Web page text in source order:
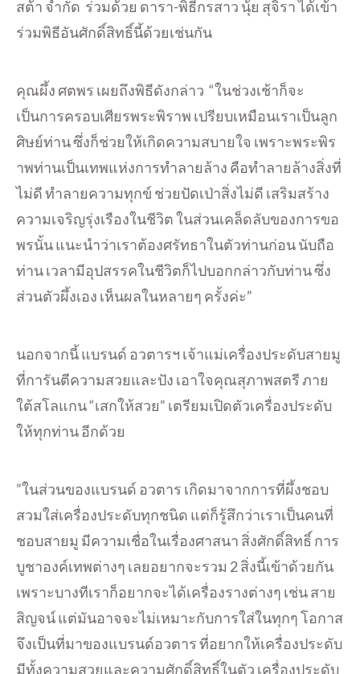
สต้า จำกัด ร่วมด้วย ดารา-พิธีกรสาว นุ้ย สุจิรา ได้เข้า
ร่วมพิธีอันศักดิ์สิทธิ์นี้ด้วยเช่นกัน
คุณผึ้ง ศตพร เผยถึงพิธีดังกล่าว “ในช่วงเช้าก็จะ
เป็นการครอบเศียรพระพิราพ เปรียบเหมือนเราเป็นลูก
ศิษย์ท่าน ซึ่งก็ช่วยให้เกิดความสบายใจ เพราะพระพิร
าพท่านเป็นเทพแห่งการทำลายล้าง คือทำลายล้างสิ่งที่
ไม่ดี ทำลายความทุกข์ ช่วยปัดเป่าสิ่งไม่ดี เสริมสร้าง
ความเจริญรุ่งเรืองในชีวิต ในส่วนเคล็ดลับของการขอ
พรนั้น แนะนำว่าเราต้องศรัทธาในตัวท่านก่อน นับถือ
ท่าน เวลามีอุปสรรคในชีวิตก็ไปบอกกล่าวกับท่าน ซึ่ง
ส่วนตัวผึ้งเอง เห็นผลในหลายๆ ครั้งค่ะ”
นอกจากนี้ แบรนด์ อวตารฯ เจ้าแม่เครื่องประดับสายมู
ที่การันตีความสวยและปัง เอาใจคุณสุภาพสตรี ภาย
ใต้สโลแกน “เสกให้สวย” เตรียมเปิดตัวเครื่องประดับ
ให้ทุกท่าน อีกด้วย
”ในส่วนของแบรนด์ อวตาร เกิดมาจากการที่ผึ้งชอบ
สวมใส่เครื่องประดับทุกชนิด แต่ก็รู้สึกว่าเราเป็นคนที่
ชอบสายมู มีความเชื่อในเรื่องศาสนา สิ่งศักดิ์สิทธิ์ การ
บูชาองค์เทพต่างๆ เลยอยากจะรวม 2 สิ่งนี้เข้าด้วยกัน
เพราะบางทีเราก็อยากจะได้เครื่องรางต่างๆ เช่น สาย
สิญจน์ แต่มันอาจจะไม่เหมาะกับการใส่ในทุกๆ โอกาส
จึงเป็นที่มาของแบรนด์อวตาร ที่อยากให้เครื่องประดับ
มีทั้งความสวยและความศักดิ์สิทธิ์ในตัว เครื่องประดับ